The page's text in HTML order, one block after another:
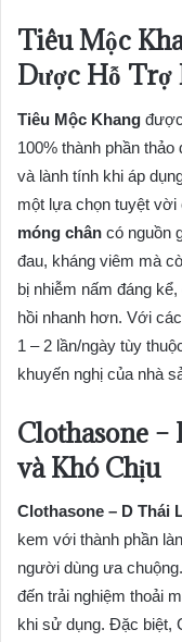
Tiêu Mộc
Dược Hỗ
Tiêu Mộc Khang
100% thành phần
và lành tính khi áp
một lựa chọn tuyệt
móng chân có nguồn
đau, kháng viêm mà
bị nhiễm nấm đáng
hồi nhanh hơn. Với
1 – 2 lần/ngày tùy
khuyến nghị của nhà
Clothasone
và Khó Chịu
Clothasone – D Thái
kem với thành phần
người dùng ưa
đến trải nghiệm thoải
khi sử dụng. Đặc biệt,